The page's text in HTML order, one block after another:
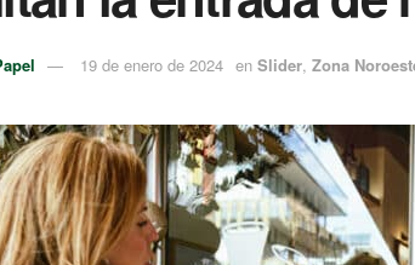
19 de enero de 2024 en Slider, Zona